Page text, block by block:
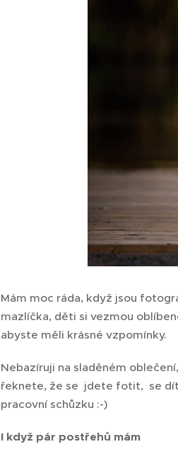
Mám moc ráda, když jsou
mazlíčka, děti si vezmou
abyste měli krásné vzpomínky.
Nebazíruji na sladěném
řeknete, že se jdete fotit, se
pracovní schůzku :-)
I když pár postřehů mám